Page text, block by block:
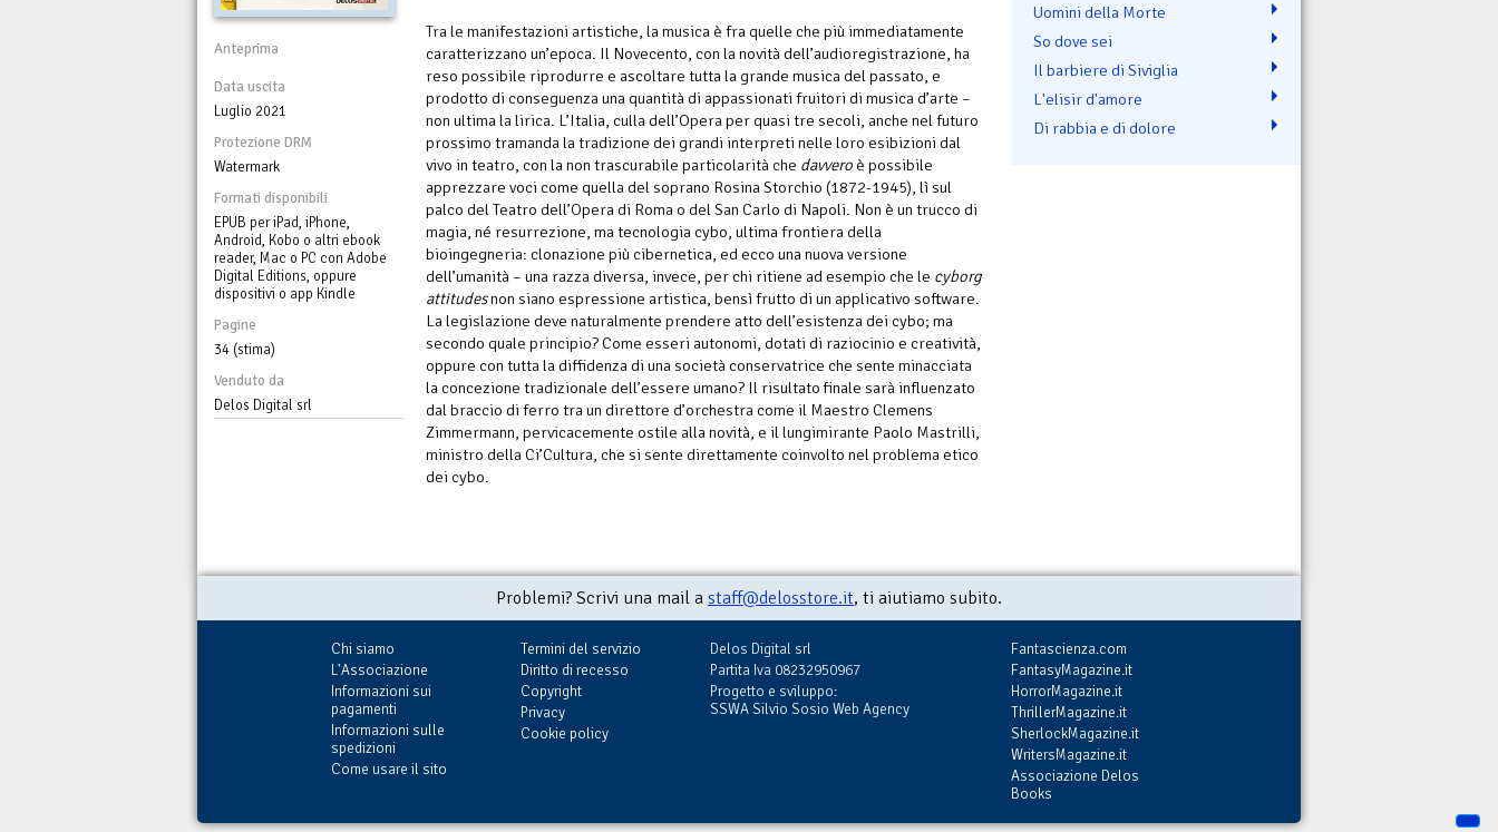
Anteprima
Data uscita
Luglio 2021
Protezione DRM
Watermark
Formati disponibili
EPUB per iPad, iPhone,
Android, Kobo o altri ebook
reader, Mac o PC con Adobe
Digital Editions, oppure
dispositivi o app Kindle
Pagine
34 (stima)
Venduto da
Delos Digital srl
Tra le manifestazioni artistiche, la musica è fra quelle che più immediatamente
caratterizzano un’epoca. Il Novecento, con la novità dell’audioregistrazione, ha
reso possibile riprodurre e ascoltare tutta la grande musica del passato, e
prodotto di conseguenza una quantità di appassionati fruitori di musica d’arte –
non ultima la lirica. L’Italia, culla dell’Opera per quasi tre secoli, anche nel futuro
prossimo tramanda la tradizione dei grandi interpreti nelle loro esibizioni dal
vivo in teatro, con la non trascurabile particolarità che davveroè possibile
apprezzare voci come quella del soprano Rosina Storchio (1872-1945), lì sul
palco del Teatro dell’Opera di Roma o del San Carlo di Napoli. Non è un trucco di
magia, né resurrezione, ma tecnologia cybo, ultima frontiera della
bioingegneria: clonazione più cibernetica, ed ecco una nuova versione
dell’umanità – una razza diversa, invece, per chi ritiene ad esempio che le cyborg
attitudesnon siano espressione artistica, bensì frutto di un applicativo software.
La legislazione deve naturalmente prendere atto dell’esistenza dei cybo; ma
secondo quale principio? Come esseri autonomi, dotati di raziocinio e creatività,
oppure con tutta la diffidenza di una società conservatrice che sente minacciata
la concezione tradizionale dell’essere umano? Il risultato finale sarà influenzato
dal braccio di ferro tra un direttore d’orchestra come il Maestro Clemens
Zimmermann, pervicacemente ostile alla novità, e il lungimirante Paolo Mastrilli,
ministro della Ci’Cultura, che si sente direttamente coinvolto nel problema etico
dei cybo.
Uomini della Morte
So dove sei
Il barbiere di Siviglia
L'elisir d'amore
Di rabbia e di dolore
Problemi? Scrivi una mail a staff@delosstore.it, ti aiutiamo subito.
Chi siamo
L'Associazione
Informazioni sui
pagamenti
Informazioni sulle
spedizioni
Come usare il sito
Termini del servizio
Diritto di recesso
Copyright
Privacy
Cookie policy
Delos Digital srl
Partita Iva 08232950967
Progetto e sviluppo:
SSWA Silvio Sosio Web Agency
Fantascienza.com
FantasyMagazine.it
HorrorMagazine.it
ThrillerMagazine.it
SherlockMagazine.it
WritersMagazine.it
Associazione Delos
Books